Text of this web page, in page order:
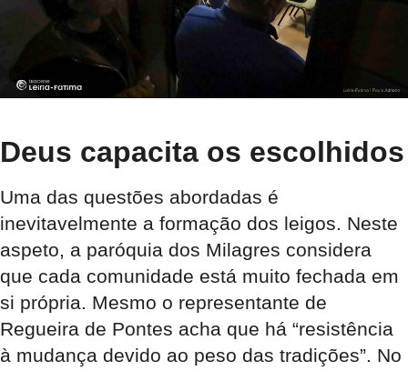
Deus capacita os escolhidos
Uma das questões abordadas é
inevitavelmente a formação dos leigos. Neste
aspeto, a paróquia dos Milagres considera
que cada comunidade está muito fechada em
si própria. Mesmo o representante de
Regueira de Pontes acha que há “resistência
à mudança devido ao peso das tradições”. No